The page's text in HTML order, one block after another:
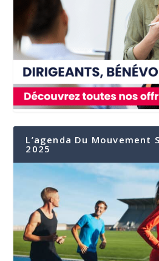
L’agenda Du Mouvement
2025